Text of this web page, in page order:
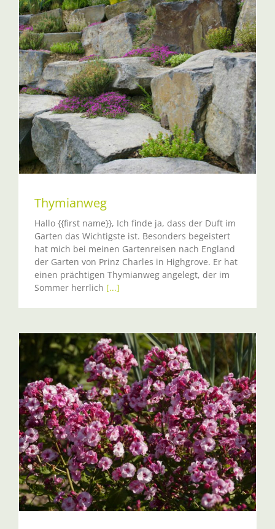
Thymianweg
Hallo {{first name}}, Ich finde ja, dass der Duft im
Garten das Wichtigste ist. Besonders begeistert
hat mich bei meinen Gartenreisen nach England
der Garten von Prinz Charles in Highgrove. Er hat
einen prächtigen Thymianweg angelegt, der im
Sommer herrlich [...]